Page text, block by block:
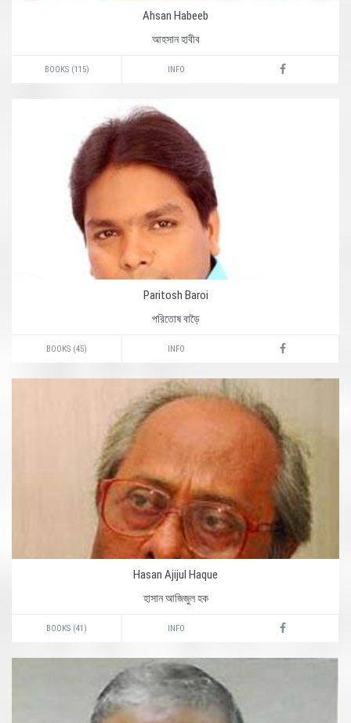
Ahsan Habeeb
আহসান হাবীব
BOOKS (115) INFO
Paritosh Baroi
পরিতোষ বাড়ৈ
BOOKS (45) INFO
Hasan Ajijul Haque
হাসান আজিজুল হক
BOOKS (41) INFO